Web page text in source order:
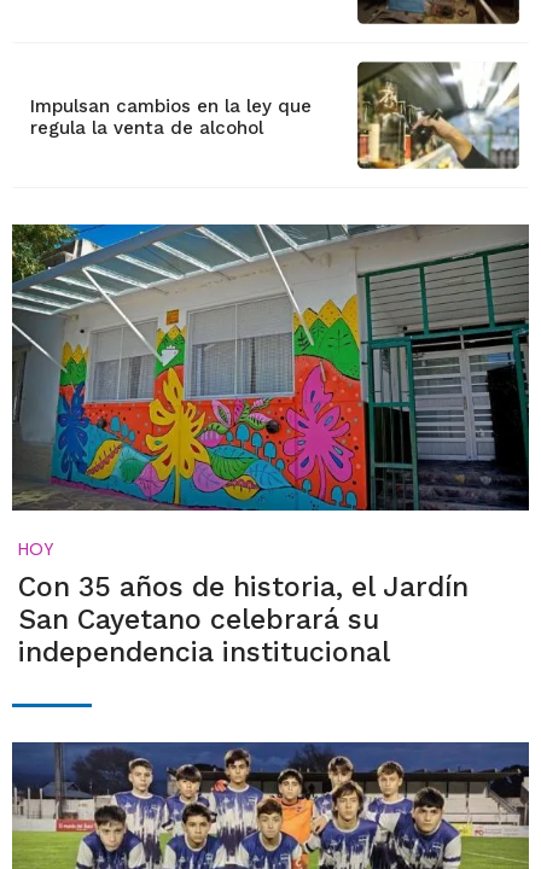
Impulsan cambios en la ley que
regula la venta de alcohol
HOY
Con 35 años de historia, el Jardín
San Cayetano celebrará su
independencia institucional